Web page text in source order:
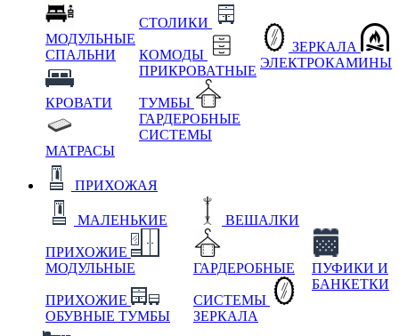
МОДУЛЬНЫЕ
СПАЛЬНИ
КРОВАТИ
МАТРАСЫ
СТОЛИКИ
КОМОДЫ
ПРИКРОВАТНЫЕ
ТУМБЫ
ГАРДЕРОБНЫЕ
СИСТЕМЫ
ЗЕРКАЛА
ЭЛЕКТРОКАМИНЫ
ПРИХОЖАЯ
МАЛЕНЬКИЕ
ПРИХОЖИЕ
МОДУЛЬНЫЕ
ПРИХОЖИЕ
ОБУВНЫЕ ТУМБЫ
ВЕШАЛКИ
ГАРДЕРОБНЫЕ
СИСТЕМЫ
ЗЕРКАЛА
ПУФИКИ И
БАНКЕТКИ